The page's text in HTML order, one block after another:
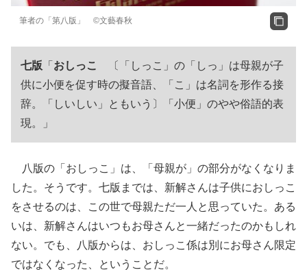
筆者の「第八版」 ©文藝春秋
七版 「 おしっこ
〔「しっこ」の「しっ」は母親が子
供に小便を促す時の擬音語、「こ」は名詞を形作る接
辞。「しいしい」ともいう〕「小便」のやや俗語的表
現。」
八版の「おしっこ」は、「母親が」の部分がなくなりま
した。そうです。七版までは、新解さんは子供におしっこ
をさせるのは、この世で母親ただ一人と思っていた。ある
いは、新解さんはいつもお母さんと一緒だったのかもしれ
ない。でも、八版からは、おしっこ係は別にお母さん限定
ではなくなった、ということだ。